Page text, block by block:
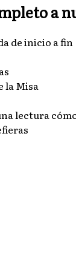
a
de inicio a fin
la Misa
lectura